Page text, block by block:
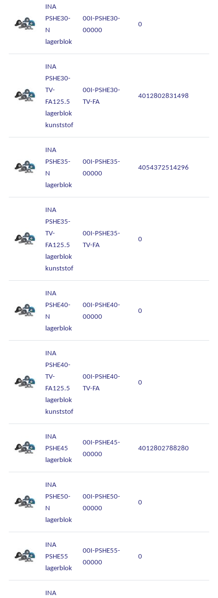
INA
PSHE30-
N
lagerblok
00I-PSHE30-
00000
0
INA
PSHE30-
TV-
FA125.5
lagerblok
kunststof
00I-PSHE30-
TV-FA
4012802831498
INA
PSHE35-
N
lagerblok
00I-PSHE35-
00000
4054372514296
INA
PSHE35-
TV-
FA125.5
lagerblok
kunststof
00I-PSHE35-
TV-FA
0
INA
PSHE40-
N
lagerblok
00I-PSHE40-
00000
0
INA
PSHE40-
TV-
FA125.5
lagerblok
kunststof
00I-PSHE40-
TV-FA
0
INA
PSHE45
lagerblok
00I-PSHE45-
00000
4012802788280
INA
PSHE50-
N
lagerblok
00I-PSHE50-
00000
0
INA
PSHE55
lagerblok
00I-PSHE55-
00000
0
INA